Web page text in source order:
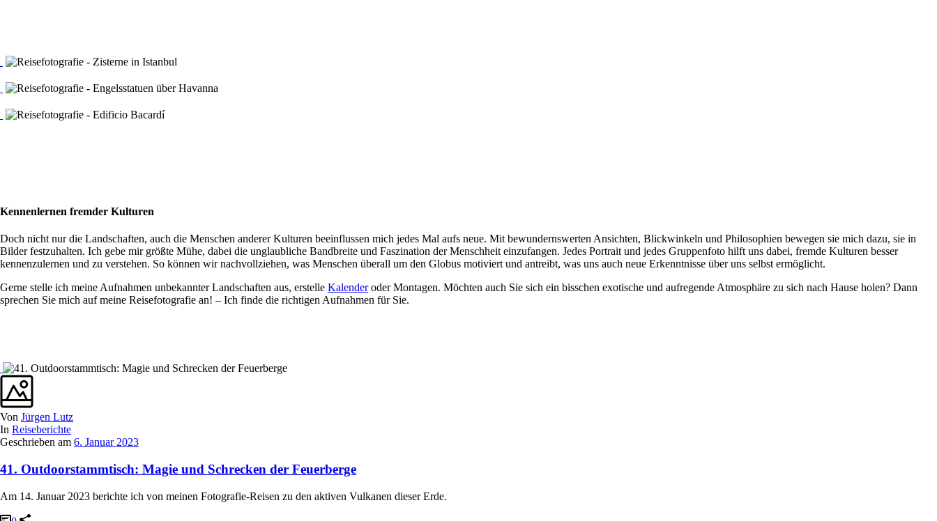
Kennenlernen fremder Kulturen
Doch nicht nur die Landschaften, auch die Menschen anderer Kulturen beeinflussen mich jedes Mal aufs neue. Mit bewundernswerten Ansichten, Blickwinkeln und Philosophien bewegen sie mich dazu, sie in
Bilder festzuhalten. Ich gebe mir größte Mühe, dabei die unglaubliche Bandbreite und Faszination der Menschheit einzufangen. Jedes Portrait und jedes Gruppenfoto hilft uns dabei, fremde Kulturen besser
kennenzulernen und zu verstehen. So können wir nachvollziehen, was Menschen überall um den Globus motiviert und antreibt, was uns auch neue Erkenntnisse über uns selbst ermöglicht.
Gerne stelle ich meine Aufnahmen unbekannter Landschaften aus, erstelle Kalenderoder Montagen. Möchten auch Sie sich ein bisschen exotische und aufregende Atmosphäre zu sich nach Hause holen? Dann
sprechen Sie mich auf meine Reisefotografie an! – Ich finde die richtigen Aufnahmen für Sie.
Von Jürgen Lutz
In Reiseberichte
Geschrieben am 6. Januar 2023
41. Outdoorstammtisch: Magie und Schrecken der Feuerberge
Am 14. Januar 2023 berichte ich von meinen Fotografie-Reisen zu den aktiven Vulkanen dieser Erde.